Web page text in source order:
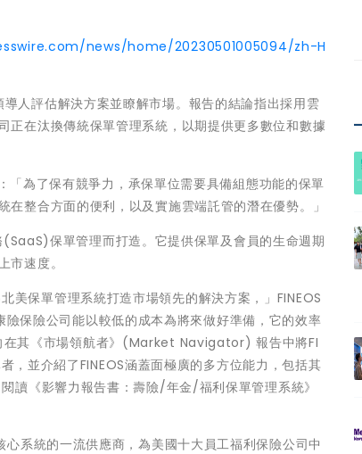
news/home/20230501005094/zh-H
評估解決方案並瞭解市場。報告的結論指出採用雲
在汰換傳統保單管理系統，以期提供更多數位和數據
了保有競爭力，承保單位需要具備組態功能的保單
整合方面的便利，以及實施雲端託管的潛在優勢。」
保單管理而打造。它提供保單及會員的生命週期
速度。
保單管理系統打造市場領先的解決方案，」FINEOS
保險公司能以較低的成本為將來做好準備，它的效率
其《市場領航者》(Market Navigator) 報告中將FI
，並介紹了FINEOS涵蓋面極廣的多方位能力，包括其
讀《影響力報告書：壽險/年金/福利保單管理系統》
系統的一流供應商，為美國十大員工福利保險公司中